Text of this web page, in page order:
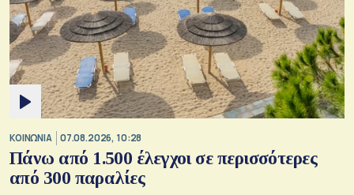
ΚΟΙΝΩΝΙΑ 07.08.2026, 10:28
Πάνω από 1.500 έλεγχοι σε περισσότερες
από 300 παραλίες